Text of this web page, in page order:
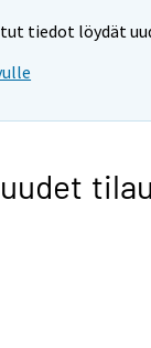
tiedot löydät